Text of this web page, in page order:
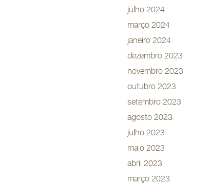
julho 2024
março 2024
janeiro 2024
dezembro 2023
novembro 2023
outubro 2023
setembro 2023
agosto 2023
julho 2023
maio 2023
abril 2023
março 2023